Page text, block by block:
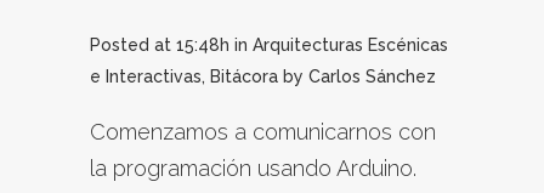
Posted at 15:48h in Arquitecturas Escénicas
e Interactivas, Bitácora by Carlos Sánchez
Comenzamos a comunicarnos con
la programación usando Arduino.